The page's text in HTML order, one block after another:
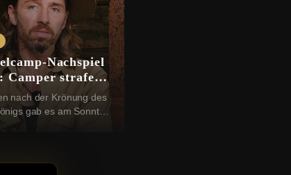
Nachspiel
Camper strafen
ab
nach der Krönung des
gab es am Sonntag